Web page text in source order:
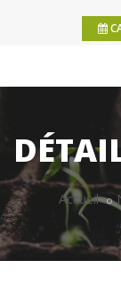
Accueil